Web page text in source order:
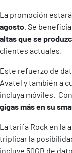
La promoción
agosto . Se
altas que se
clientes actuales.
Este refuerzo de
Avatel y también a
incluya móviles.
gigas más en su
La tarifa Rock en la
triplicar la
incluye 50GB de